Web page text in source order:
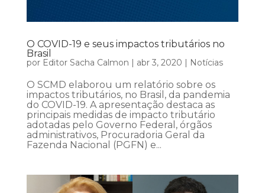
O COVID-19 e seus impactos tributários no
Brasil
por Editor Sacha Calmon | abr 3, 2020 | Notícias
O SCMD elaborou um relatório sobre os
impactos tributários, no Brasil, da pandemia
do COVID-19. A apresentação destaca as
principais medidas de impacto tributário
adotadas pelo Governo Federal, órgãos
administrativos, Procuradoria Geral da
Fazenda Nacional (PGFN) e...